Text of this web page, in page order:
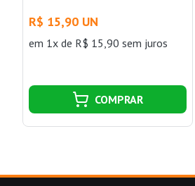
R$ 15,90 UN
em 1x de R$ 15,90 sem juros
COMPRAR